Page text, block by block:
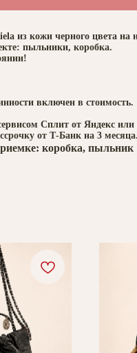
из кожи черного цвета на
пыльники, коробка.
включен в стоимость.
Сплит от Яндекс или
от Т-Банк на 3 месяца.
коробка, пыльник